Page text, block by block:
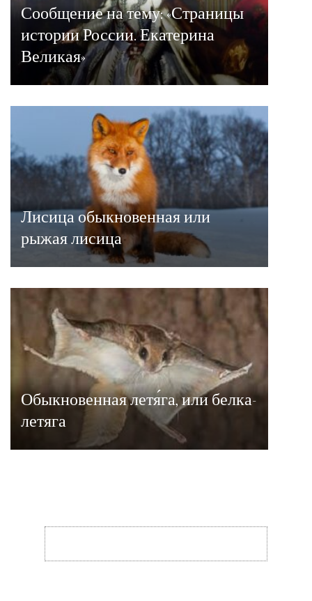
Сообщение на тему: «Страницы
истории России. Екатерина
Великая»
Лисица обыкновенная или
рыжая лисица
Обыкновенная летя́га, или белка-
летяга